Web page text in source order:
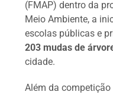
p
p
o
o
k
n
g
er
(FMAP) dentro da
Meio Ambiente, a
escolas públicas e
203 mudas de
cidade.
Além da competição